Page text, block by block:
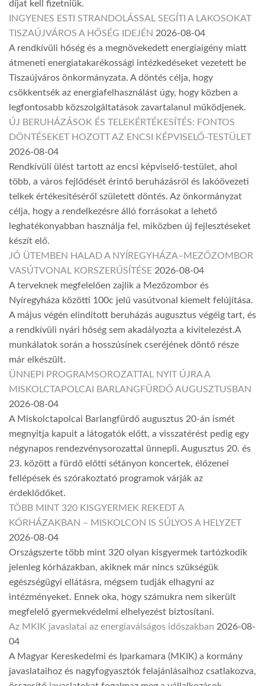
díjat kell fizetniük.
INGYENES ESTI STRANDOLÁSSAL SEGÍTI A LAKOSOKAT
TISZAÚJVÁROS A HŐSÉG IDEJÉN 2026-08-04
A rendkívüli hőség és a megnövekedett energiaigény miatt
átmeneti energiatakarékossági intézkedéseket vezetett be
Tiszaújváros önkormányzata. A döntés célja, hogy
csökkentsék az energiafelhasználást úgy, hogy közben a
legfontosabb közszolgáltatások zavartalanul működjenek.
ÚJ BERUHÁZÁSOK ÉS TELEKÉRTÉKESÍTÉS: FONTOS
DÖNTÉSEKET HOZOTT AZ ENCSI KÉPVISELŐ-TESTÜLET
2026-08-04
Rendkívüli ülést tartott az encsi képviselő-testület, ahol
több, a város fejlődését érintő beruházásról és lakóövezeti
telkek értékesítéséről született döntés. Az önkormányzat
célja, hogy a rendelkezésre álló forrásokat a lehető
leghatékonyabban használja fel, miközben új fejlesztéseket
készít elő.
JÓ ÜTEMBEN HALAD A NYÍREGYHÁZA–MEZŐZOMBOR
VASÚTVONAL KORSZERŰSÍTÉSE 2026-08-04
A terveknek megfelelően zajlik a Mezőzombor és
Nyíregyháza közötti 100c jelű vasútvonal kiemelt felújítása.
A május végén elindított beruházás augusztus végéig tart, és
a rendkívüli nyári hőség sem akadályozta a kivitelezést.A
munkálatok során a hosszúsínek cseréjének döntő része
már elkészült.
ÜNNEPI PROGRAMSOROZATTAL NYIT ÚJRA A
MISKOLCTAPOLCAI BARLANGFÜRDŐ AUGUSZTUSBAN
2026-08-04
A Miskolctapolcai Barlangfürdő augusztus 20-án ismét
megnyitja kapuit a látogatók előtt, a visszatérést pedig egy
négynapos rendezvénysorozattal ünnepli. Augusztus 20. és
23. között a fürdő előtti sétányon koncertek, élőzenei
fellépések és szórakoztató programok várják az
érdeklődőket.
TÖBB MINT 320 KISGYERMEK REKEDT A
KÓRHÁZAKBAN – MISKOLCON IS SÚLYOS A HELYZET
2026-08-04
Országszerte több mint 320 olyan kisgyermek tartózkodik
jelenleg kórházakban, akiknek már nincs szükségük
egészségügyi ellátásra, mégsem tudják elhagyni az
intézményeket. Ennek oka, hogy számukra nem sikerült
megfelelő gyermekvédelmi elhelyezést biztosítani.
Az MKIK javaslatai az energiaválságos időszakban 2026-08-
04
A Magyar Kereskedelmi és Iparkamara (MKIK) a kormány
javaslataihoz és nagyfogyasztók felajánlásaihoz csatlakozva,